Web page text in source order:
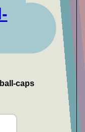
caps